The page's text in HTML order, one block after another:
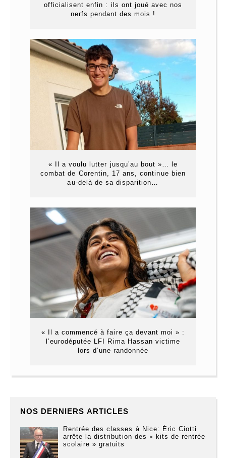
officialisent enfin : ils ont joué avec nos
nerfs pendant des mois !
« Il a voulu lutter jusqu’au bout »… le
combat de Corentin, 17 ans, continue bien
au-delà de sa disparition…
« Il a commencé à faire ça devant moi » :
l’eurodéputée LFI Rima Hassan victime
lors d’une randonnée
NOS DERNIERS ARTICLES
Rentrée des classes à Nice: Éric Ciotti
arrête la distribution des « kits de rentrée
scolaire » gratuits